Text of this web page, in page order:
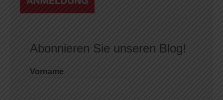
Abonnieren Sie unseren Blog!
Vorname